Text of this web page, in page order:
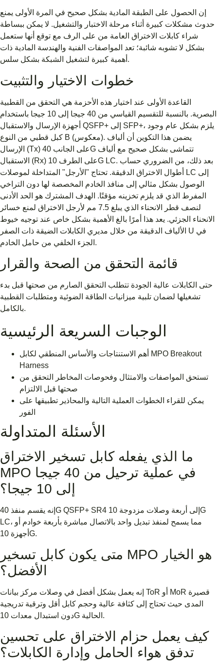
إن الحصول على الطبقة المادية بشكل صحيح في المرة الأولى يمنع
حدوث مشكلات كبيرة أثناء مرحلة الاختبار والتشغيل. لا يمكن ببساطة
شراء كابلات الاختراق العامة من على الرف مع توقع أنها ستعمل
بشكل لا تشوبه شائبة؛ تعد المواصفات الفنية والهندسة المادية ذات
أهمية كبيرة لتشغيل الشبكة بشكل سلس.
خطوات الاختيار والتثبيت
القاعدة الأولى عند اختيار هذه الأحزمة هي التحقق من القطبية
البصرية. بالنسبة للتقسيم القياسي من 40 جيجا إلى 10 جيجا باستخدام
أجهزة الإرسال والاستقبال QSFP+ إلى SFP+، يلزم بشكل عام وجود
كبل قطبي من النوع B (معكوس). يضمن هذا التكوين أن ألياف
الإرسال (Tx) على الجانب 40G تتماشى بشكل صحيح مع ألياف
الاستقبال (Rx) على الطرف 10G LC. بعد ذلك، من الضروري حساب
أطوال الاختراق الدقيقة. تحتاج "الأرجل" المتداخلة لموصلات LC إلى
الوصول بشكل مثالي إلى منافذ الخادم المخصصة لها دون التراخي
المفرط الذي قد يلزم تخزينه مؤقتًا. الهدف المشترك هو الحد الأدنى
لنصف قطر الانحناء الذي يبلغ 7.5 مم لأرجل الاختراق لمنع خسائر
الانحناء الجزئي. يعد هذا أمرًا بالغ الأهمية بشكل خاص عند توجيه خيوط
الألياف الدقيقة من خلال مديري الكابلات الضيقة ذات الصفر U في
الجزء الخلفي من حامل الخادم.
قائمة التحقق من الصحة والقرار
حتى الكابلات عالية الجودة تتطلب التحقق الصارم من صحتها قبل بدء
تشغيلها لضمان تلبية ميزانيات الطاقة الضوئية ومتطلبات القطبية
بالكامل.
الوجبات السريعة الرئيسية
أهم الاستنتاجات والأساس المنطقي لكابل MPO Breakout
Harness
تستحق المواصفات والامتثال وفحوصات المخاطر التحقق من
صحتها قبل الالتزام
يمكن للقراء الخطوات العملية التالية والمحاذير تطبيقها على
الفور
الأسئلة المتداولة
ما الذي يفعله كابل تسخير الاختراق
MPO في عملية ترحيل من 40 جيجا
إنه يقسم منفذ 40G QSFP+ SR4 إلى أربعة وصلات مزدوجة 10G
LC، مما يسمح لمنفذ تبديل واحد بالاتصال مباشرة بأربعة خوادم أو
أجهزة 10G.
متى يكون كابل تسخير MPO هو الخيار
إنه يعمل بشكل أفضل في وصلات مركز بيانات ToR أو MoR قصيرة
المدى حيث تحتاج إلى كثافة عالية وحجم كابل أقل وترقية تدريجية
دون استبدال معدات 10G الحالية.
كيف يعمل حزام الاختراق على تحسين
تدفق هواء الحامل وإدارة الكابلات؟